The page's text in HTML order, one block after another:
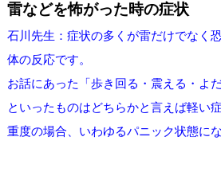
雷などを怖がった時の症状
石川先生：症状の多くが雷だけでなく
体の反応です。
お話にあった「歩き回る・震える・よ
といったものはどちらかと言えば軽い症
重度の場合、いわゆるパニック状態にな